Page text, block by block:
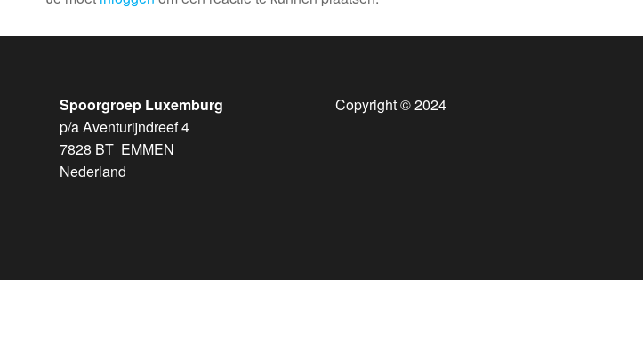
Spoorgroep Luxemburg
p/a Aventurijndreef 4
7828 BT EMMEN
Nederland
Copyright © 2024